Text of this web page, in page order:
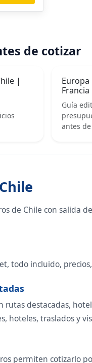
de cotizar
|
Europa
Francia
Guía
antes
de Chile con salida
todo incluido,
destacadas,
hoteles, traslados y
permiten cotizarlo